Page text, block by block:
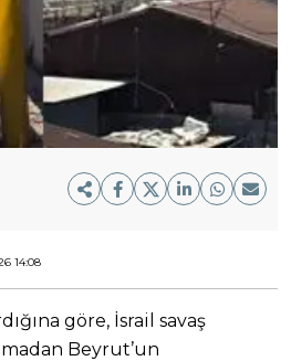
14:08
göre, İsrail savaş
Beyrut’un